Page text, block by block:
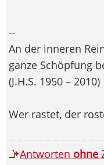
--
An der inneren
ganze Schöpfung
(J.H.S. 1950 – 2010)
Wer rastet, der
Antworten ohne